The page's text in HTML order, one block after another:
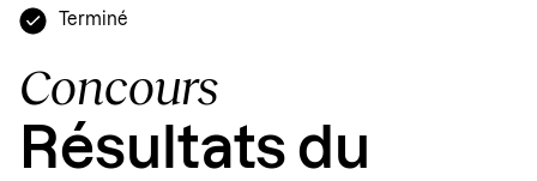
Terminé
Concours
Résultats du